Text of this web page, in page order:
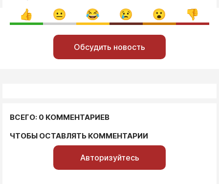
Обсудить новость
ВСЕГО: 0 КОММЕНТАРИЕВ
ЧТОБЫ ОСТАВЛЯТЬ КОММЕНТАРИИ
Авторизуйтесь